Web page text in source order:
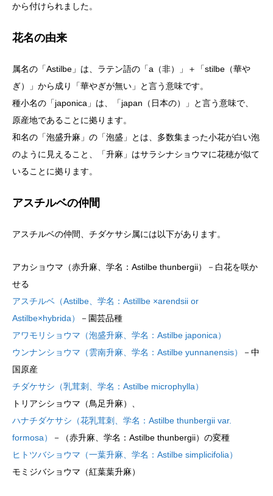
から付けられました。
花名の由来
属名の「Astilbe」は、ラテン語の「a（非）」＋「stilbe（華や
ぎ）」から成り「華やぎが無い」と言う意味です。
種小名の「japonica」は、「japan（日本の）」と言う意味で、
原産地であることに拠ります。
和名の「泡盛升麻」の「泡盛」とは、多数集まった小花が白い泡
のように見えること、「升麻」はサラシナショウマに花穂が似て
いることに拠ります。
アスチルベの仲間
アスチルベの仲間、チダケサシ属には以下があります。
アカショウマ（赤升麻、学名：Astilbe thunbergii）－白花を咲か
せる
アスチルベ（Astilbe、学名：Astillbe ×arendsii or
Astilbe×hybrida）
－園芸品種
アワモリショウマ（泡盛升麻、学名：Astilbe japonica）
ウンナンショウマ（雲南升麻、学名：Astilbe yunnanensis）
－中
国原産
チダケサシ（乳茸刺、学名：Astilbe microphylla）
トリアシショウマ（鳥足升麻）、
ハナチダケサシ（花乳茸刺、学名：Astilbe thunbergii var.
formosa）
－（赤升麻、学名：Astilbe thunbergii）の変種
ヒトツバショウマ（一葉升麻、学名：Astilbe simplicifolia）
モミジバショウマ（紅葉葉升麻）